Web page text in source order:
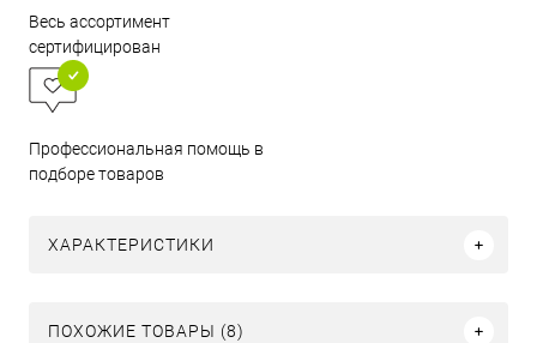
Весь ассортимент
сертифицирован
Профессиональная помощь в
подборе товаров
ХАРАКТЕРИСТИКИ
ПОХОЖИЕ ТОВАРЫ (8)